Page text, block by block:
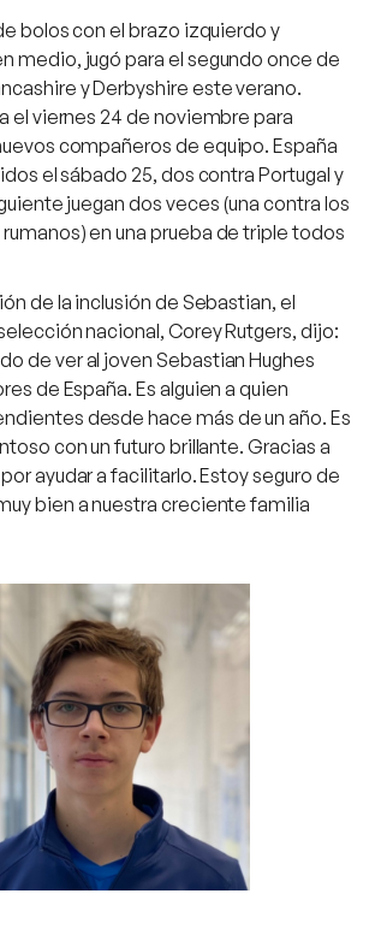
bolos con el brazo izquierdo y
medio, jugó para el segundo once de
y Derbyshire este verano.
el viernes 24 de noviembre para
compañeros de equipo. España
el sábado 25, dos contra Portugal y
juegan dos veces (una contra los
en una prueba de triple todos
de la inclusión de Sebastian, el
nacional, Corey Rutgers, dijo:
de ver al joven Sebastian Hughes
de España. Es alguien a quien
desde hace más de un año. Es
con un futuro brillante. Gracias a
ayudar a facilitarlo. Estoy seguro de
bien a nuestra creciente familia